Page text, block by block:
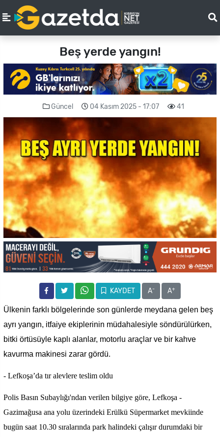
Beş yerde yangın!
Güncel 04 Kasım 2025 - 17:07 41
KAYDET A- A+
Ülkenin farklı bölgelerinde son günlerde meydana gelen beş
ayrı yangın, itfaiye ekiplerinin müdahalesiyle söndürülürken,
bitki örtüsüyle kaplı alanlar, motorlu araçlar ve bir kahve
kavurma makinesi zarar gördü.
- Lefkoşa’da tır alevlere teslim oldu
Polis Basın Subaylığı'ndan verilen bilgiye göre, Lefkoşa -
Gazimağusa ana yolu üzerindeki Erülkü Süpermarket mevkiinde
bugün saat 10.30 sıralarında park halindeki çalışır durumdaki bir